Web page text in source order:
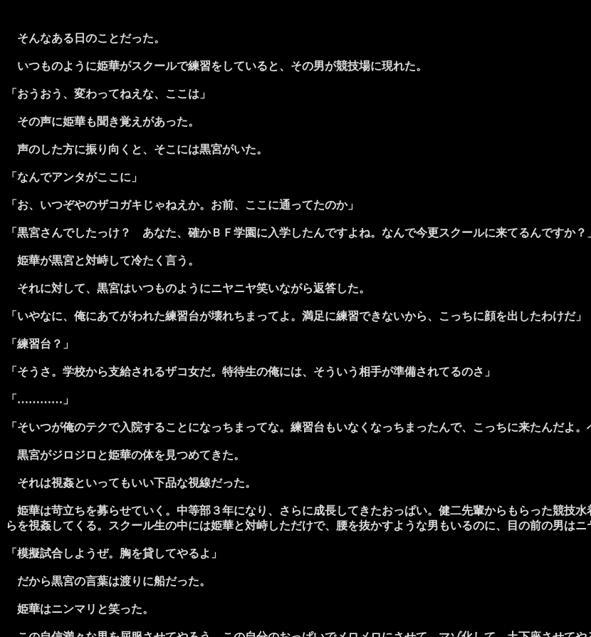
そんなある日のことだった。
いつものように姫華がスクールで練習をしていると、その男が競技場に現れた。
「おうおう、変わってねえな、ここは」
その声に姫華も聞き覚えがあった。
声のした方に振り向くと、そこには黒宮がいた。
「なんでアンタがここに」
「お、いつぞやのザコガキじゃねえか。お前、ここに通ってたのか」
「黒宮さんでしたっけ？ あなた、確かＢＦ学園に入学したんですよね。なんで今更スクールに来てるんですか？
姫華が黒宮と対峙して冷たく言う。
それに対して、黒宮はいつものようにニヤニヤ笑いながら返答した。
「いやなに、俺にあてがわれた練習台が壊れちまってよ。満足に練習できないから、こっちに顔を出したわけだ」
「練習台？」
「そうさ。学校から支給されるザコ女だ。特待生の俺には、そういう相手が準備されてるのさ」
「…………」
「そいつが俺のテクで入院することになっちまってな。練習台もいなくなっちまったんで、こっちに来たんだよ
黒宮がジロジロと姫華の体を見つめてきた。
それは視姦といってもいい下品な視線だった。
姫華は苛立ちを募らせていく。中等部３年になり、さらに成長してきたおっぱい。健二先輩からもらった競技
らを視姦してくる。スクール生の中には姫華と対峙しただけで、腰を抜かすような男もいるのに、目の前の男は
「模擬試合しようぜ。胸を貸してやるよ」
だから黒宮の言葉は渡りに船だった。
姫華はニンマリと笑った。